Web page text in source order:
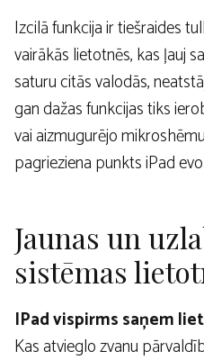
Izcilā funkcija ir tiešraides
vairākās lietotnēs, kas ļauj
saturu citās valodās,
gan dažas funkcijas tiks
vai aizmugurējo
pagrieziena punkts iPad
Jaunas un
sistēmas
IPad vispirms saņem
Kas atvieglo zvanu